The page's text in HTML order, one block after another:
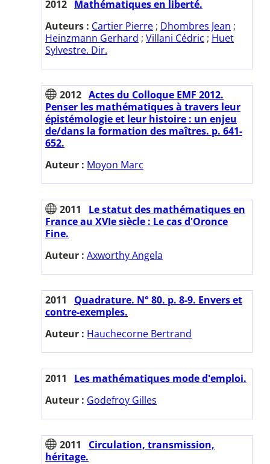
2012 Mathématiques en liberté.
Auteurs : Cartier Pierre ; Dhombres Jean ;
Heinzmann Gerhard ; Villani Cédric ; Huet
Sylvestre. Dir.
2012 Actes du Colloque EMF 2012.
Penser les mathématiques à travers leur
épistémologie et leur histoire : un enjeu
de/dans la formation des maîtres. p. 641-
652.
Auteur : Moyon Marc
2011
Le statut des mathématiques en
France au XVIe siècle : Le cas d'Oronce
Fine.
Auteur : Axworthy Angela
2011
Quadrature. N° 80. p. 8-9. Envers et
contre-exemples.
Auteur : Hauchecorne Bertrand
2011
Les mathématiques mode d'emploi.
Auteur : Godefroy Gilles
2011
Circulation, transmission,
héritage.